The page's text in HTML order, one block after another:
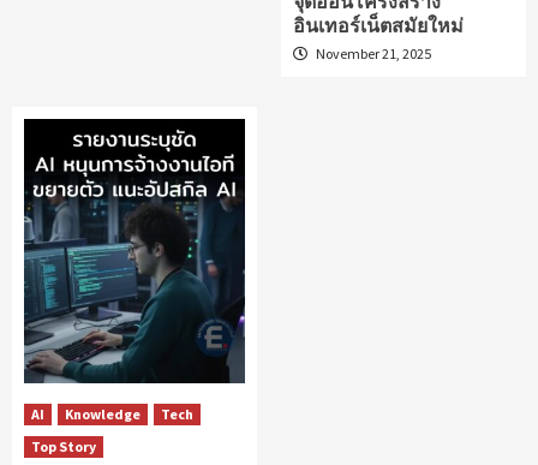
อินเทอร์เน็ตสมัยใหม่
November 21, 2025
AI Knowledge
Tech
Top Story